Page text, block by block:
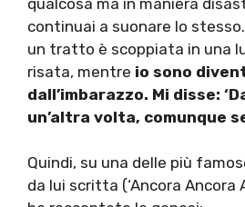
continuai a suonare lo
un tratto è scoppiata in una
risata, mentre io sono
dall’imbarazzo. Mi disse:
un’altra volta, comunque
Quindi, su una delle più
da lui scritta (‘Ancora Ancora